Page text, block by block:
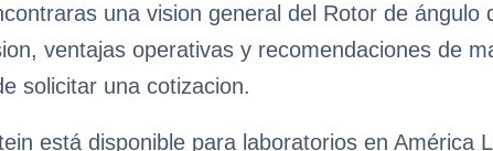
una vision general del Rotor de
ventajas operativas y recomendaciones de
solicitar una cotizacion.
está disponible para laboratorios en